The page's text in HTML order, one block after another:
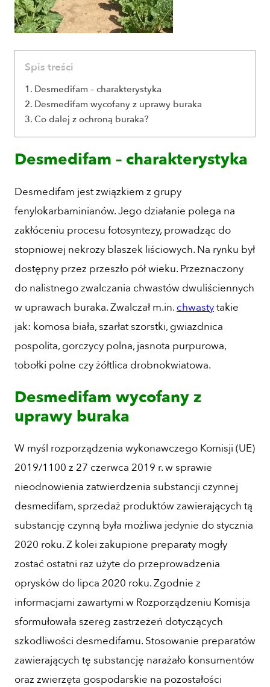
Spis treści
Desmedifam – charakterystyka
Desmedifam wycofany z uprawy buraka
Co dalej z ochroną buraka?
Desmedifam – charakterystyka
Desmedifam jest związkiem z grupy
fenylokarbaminianów. Jego działanie polega na
zakłóceniu procesu fotosyntezy, prowadząc do
stopniowej nekrozy blaszek liściowych. Na rynku był
dostępny przez przeszło pół wieku. Przeznaczony
do nalistnego zwalczania chwastów dwuliściennych
w uprawach buraka. Zwalczał m.in. chwastytakie
jak: komosa biała, szarłat szorstki, gwiazdnica
pospolita, gorczycy polna, jasnota purpurowa,
tobołki polne czy żółtlica drobnokwiatowa.
Desmedifam wycofany z
uprawy buraka
W myśl rozporządzenia wykonawczego Komisji (UE)
2019/1100 z 27 czerwca 2019 r. w sprawie
nieodnowienia zatwierdzenia substancji czynnej
desmedifam, sprzedaż produktów zawierających tą
substancję czynną była możliwa jedynie do stycznia
2020 roku. Z kolei zakupione preparaty mogły
zostać ostatni raz użyte do przeprowadzenia
oprysków do lipca 2020 roku. Zgodnie z
informacjami zawartymi w Rozporządzeniu Komisja
sformułowała szereg zastrzeżeń dotyczących
szkodliwości desmedifamu. Stosowanie preparatów
zawierających tę substancję narażało konsumentów
oraz zwierzęta gospodarskie na pozostałości